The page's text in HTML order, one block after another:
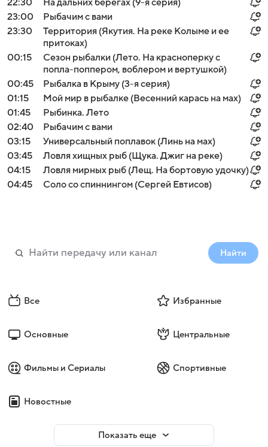
22:30
На дальних берегах (9-я серия)
23:00
Рыбачим с вами
23:30
Территория (Якутия. На реке Колыме и ее
притоках)
00:15
Сезон рыбалки (Лето. На красноперку с
попла-поппером, воблером и вертушкой)
00:45
Рыбалка в Крыму (3-я серия)
01:15
Мой мир в рыбалке (Весенний карась на мах)
01:45
Рыбинка. Лето
02:40
Рыбачим с вами
03:15
Универсальный поплавок (Линь на мах)
03:45
Ловля хищных рыб (Щука. Джиг на реке)
04:15
Ловля мирных рыб (Лещ. На бортовую удочку)
04:45
Соло со спиннингом (Сергей Евтисов)
Найти
Все Избранные
Основные Центральные
Фильмы и Сериалы Спортивные
Новостные
Показать еще